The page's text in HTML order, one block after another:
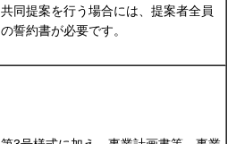
共同提案を行う場合には、提案者全員
の誓約書が必要です。